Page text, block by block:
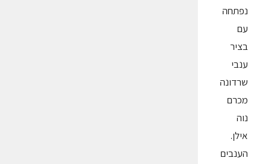
נפתחה
עם
בציר
ענבי
שרדונה
מכרם
נוה
אילן.
הענבים